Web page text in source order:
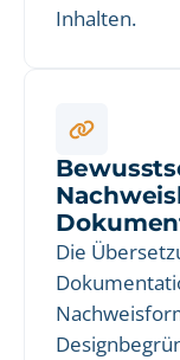
Inhalten.
Die